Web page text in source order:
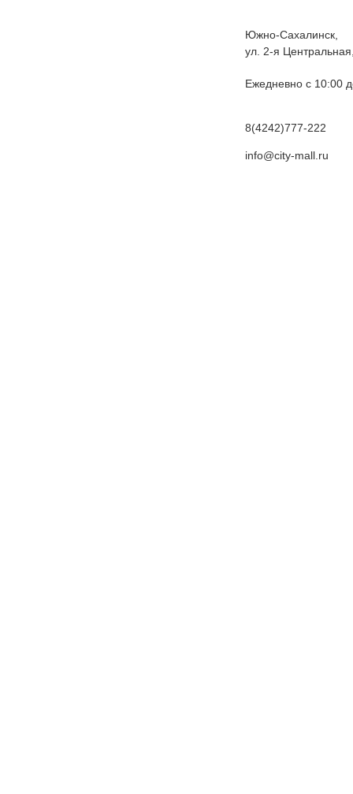
Южно-Сахалинск,
ул. 2-я
Ежедневно с 10:00
8(4242)777-222
info@city-mall.ru